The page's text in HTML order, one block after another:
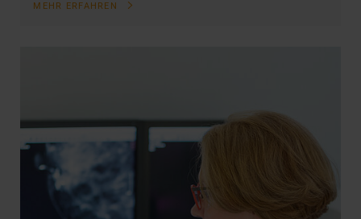
MEHR ERFAHREN